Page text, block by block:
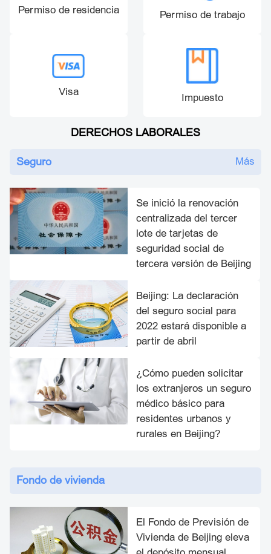
Permiso de residencia Permiso de trabajo
Visa Impuesto
DERECHOS LABORALES
Seguro Más
Se inició la renovación
centralizada del tercer
lote de tarjetas de
seguridad social de
tercera versión de Beijing
Beijing: La declaración
del seguro social para
2022 estará disponible a
partir de abril
¿Cómo pueden solicitar
los extranjeros un seguro
médico básico para
residentes urbanos y
rurales en Beijing?
Fondo de vivienda
El Fondo de Previsión de
Vivienda de Beijing eleva